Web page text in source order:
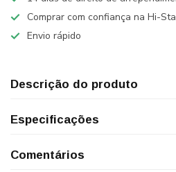
Comprar com confiança na Hi-
Envio rápido
Descrição do produto
Especificações
Comentários